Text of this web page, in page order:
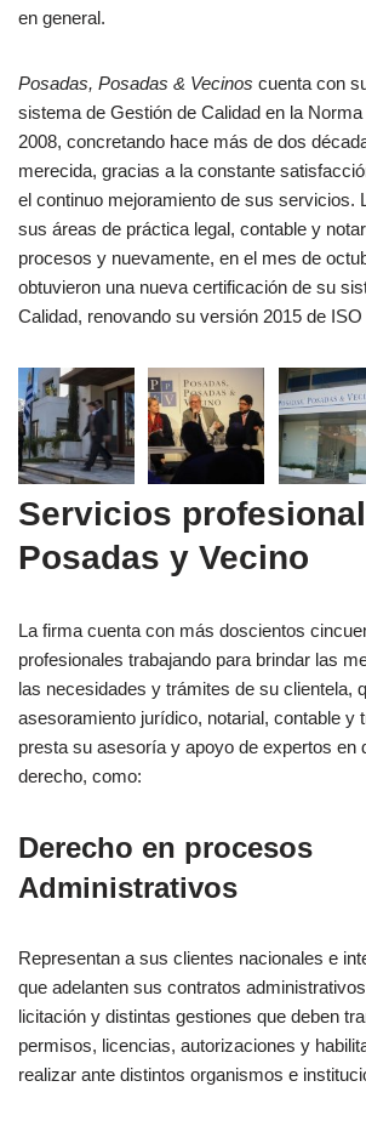
en general.
Posadas, Posadas & Vecinos cuenta con
sistema de Gestión de Calidad en la
2008, concretando hace más de dos
merecida, gracias a la constante
el continuo mejoramiento de sus servicios.
sus áreas de práctica legal, contable y
procesos y nuevamente, en el mes de
obtuvieron una nueva certificación de su
Calidad, renovando su versión 2015 de ISO
Servicios
Posadas y Vecino
La firma cuenta con más doscientos
profesionales trabajando para brindar las
las necesidades y trámites de su clientela,
asesoramiento jurídico, notarial, contable y
presta su asesoría y apoyo de expertos en
derecho, como:
Derecho en procesos
Administrativos
Representan a sus clientes nacionales e
que adelanten sus contratos
licitación y distintas gestiones que deben
permisos, licencias, autorizaciones y
realizar ante distintos organismos e